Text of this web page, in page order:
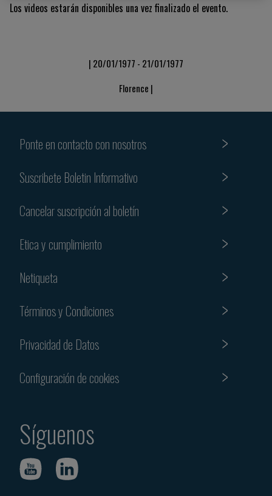
Los videos estarán disponibles una vez finalizado el evento.
| 20/01/1977 - 21/01/1977
Florence |
Ponte en contacto con nosotros
Suscribete Boletin Informativo
Cancelar suscripción al boletín
Etica y cumplimiento
Netiqueta
Términos y Condiciones
Privacidad de Datos
Configuración de cookies
Síguenos